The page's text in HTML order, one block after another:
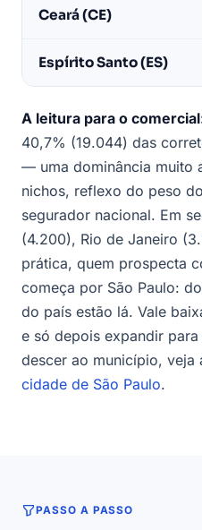
Ceará (CE)
Espírito Santo (ES)
A leitura para o
40,7% (19.044) das
— uma dominância muito
nichos, reflexo do peso
segurador nacional. Em
(4.200), Rio de Janeiro
prática, quem prospecta
começa por São Paulo:
do país estão lá. Vale
e só depois expandir
descer ao município, veja
cidade de São Paulo.
PASSO A PASSO